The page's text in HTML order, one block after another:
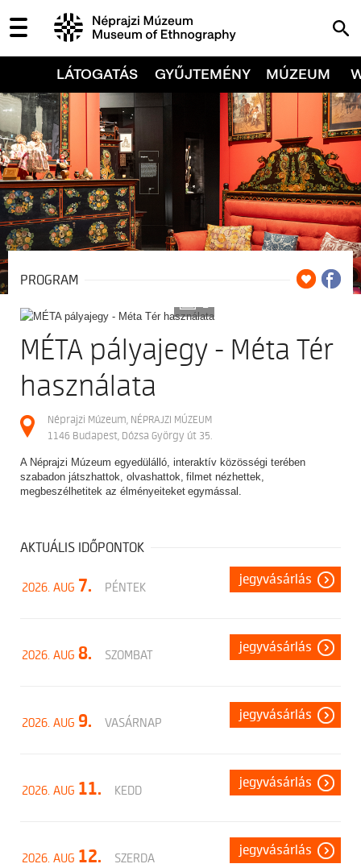
LÁTOGATÁS GYŰJTEMÉNY MÚZEUM
PROGRAM
2
MÉTA pályajegy - Méta Tér
használata
Néprajzi Múzeum, NÉPRAJZI MÚZEUM
1146 Budapest, Dózsa György út 35.
A Néprajzi Múzeum egyedülálló, interaktív közösségi terében
szabadon játszhattok, olvashattok, filmet nézhettek,
megbeszélhetitek az élményeiteket egymással.
AKTUÁLIS IDŐPONTOK
2026. AUG 7. PÉNTEK
jegyvásárlás
2026. AUG 8. SZOMBAT
jegyvásárlás
2026. AUG 9. VASÁRNAP
jegyvásárlás
2026. AUG 11. KEDD
jegyvásárlás
2026. AUG 12. SZERDA
jegyvásárlás